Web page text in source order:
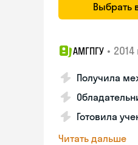
Выбрать
АМГПГУ • 2014
Получила
Готовила
Читать дальше